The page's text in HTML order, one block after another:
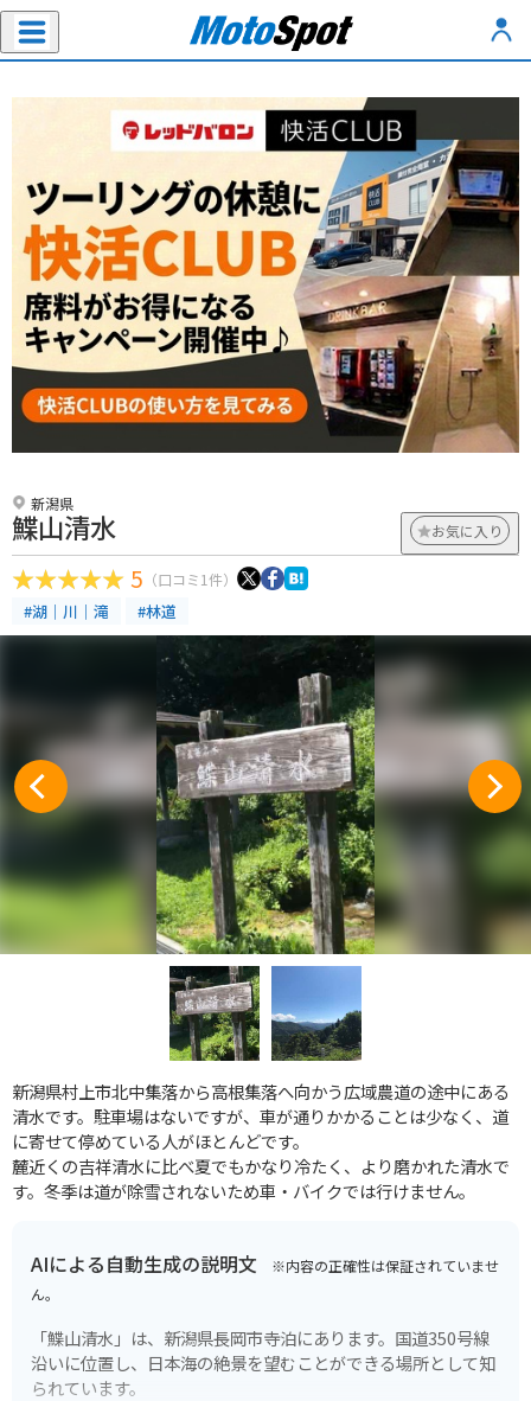
新潟県
鰈山清水 お気に入り
5 （口コミ1件）
#湖｜川｜滝 #林道
新潟県村上市北中集落から高根集落へ向かう広域農道の途中にある
清水です。駐車場はないですが、車が通りかかることは少なく、道
に寄せて停めている人がほとんどです。
麓近くの吉祥清水に比べ夏でもかなり冷たく、より磨かれた清水で
す。冬季は道が除雪されないため車・バイクでは行けません。
AIによる自動生成の説明文 ※内容の正確性は保証されていませ
ん。
「鰈山清水」は、新潟県長岡市寺泊にあります。国道350号線
沿いに位置し、日本海の絶景を望むことができる場所として知
られています。